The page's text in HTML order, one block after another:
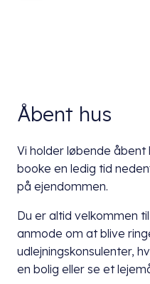
Åbent hus
Vi holder løbende åbent
booke en ledig tid
på ejendommen.
Du er altid velkommen
anmode om at blive
udlejningskonsulenter,
en bolig eller se et